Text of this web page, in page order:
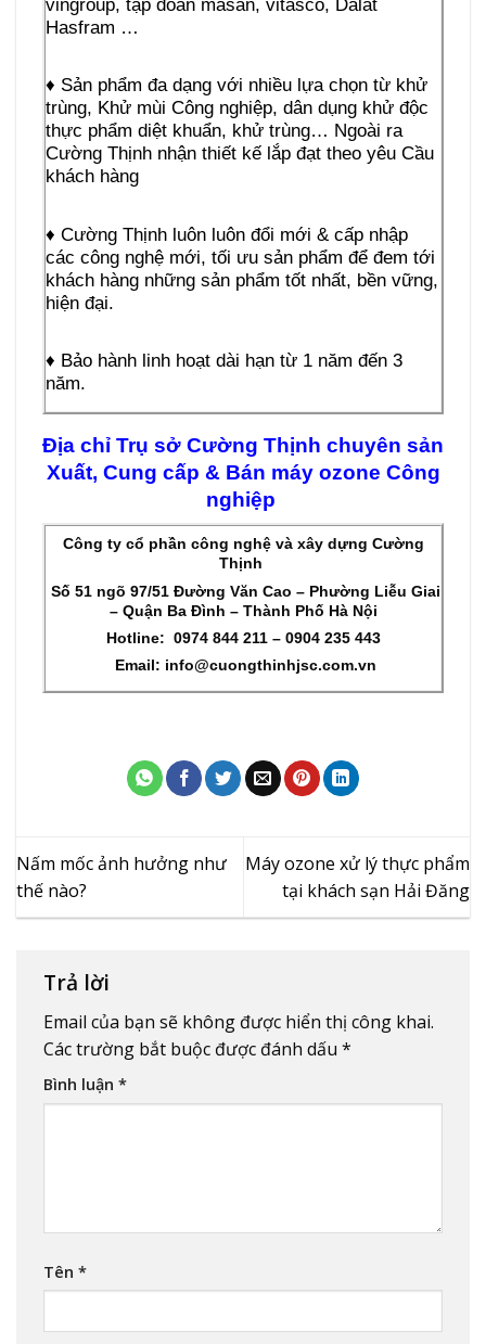
vingroup, tập đoàn masan, vitasco, Dalat
Hasfram …
♦ Sản phẩm đa dạng với nhiều lựa chọn từ khử
trùng, Khử mùi Công nghiệp, dân dụng khử độc
thực phẩm diệt khuẩn, khử trùng… Ngoài ra
Cường Thịnh nhận thiết kế lắp đạt theo yêu Cầu
khách hàng
♦ Cường Thịnh luôn luôn đổi mới & cấp nhập
các công nghệ mới, tối ưu sản phẩm để đem tới
khách hàng những sản phẩm tốt nhất, bền vững,
hiện đại.
♦ Bảo hành linh hoạt dài hạn từ 1 năm đến 3
năm.
Địa chỉ Trụ sở Cường Thịnh chuyên sản
Xuất, Cung cấp & Bán máy ozone Công
nghiệp
Công ty cổ phần công nghệ và xây dựng Cường
Thịnh
Số 51 ngõ 97/51 Đường Văn Cao – Phường Liễu Giai
– Quận Ba Đình – Thành Phố Hà Nội
Hotline: 0974 844 211 – 0904 235 443
Email: info@cuongthinhjsc.com.vn
Nấm mốc ảnh hưởng như
thế nào?
Máy ozone xử lý thực phẩm
tại khách sạn Hải Đăng
Trả lời
Email của bạn sẽ không được hiển thị công khai.
Các trường bắt buộc được đánh dấu *
Bình luận *
Tên *